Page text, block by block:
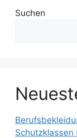
Suchen
Schutzklassen